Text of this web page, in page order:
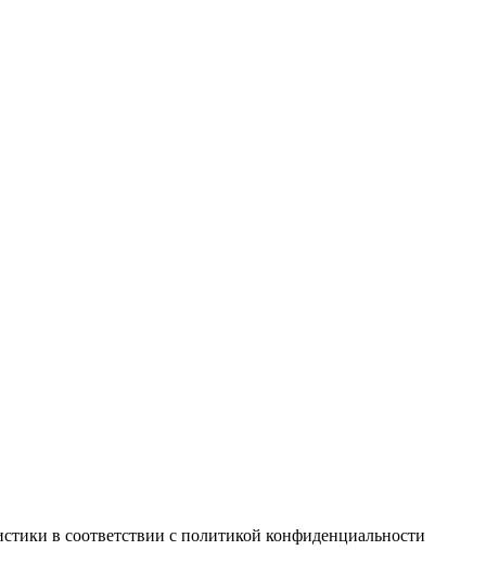
в соответствии с политикой конфиденциальности